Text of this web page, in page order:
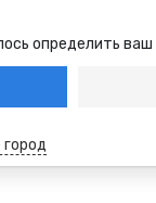
определить ваш